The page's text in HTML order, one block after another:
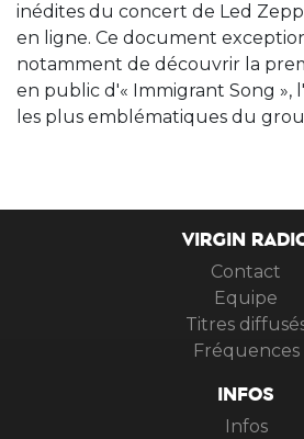
inédites du concert de Led
en ligne. Ce document
notamment de découvrir la
en public d'« Immigrant Song »,
les plus emblématiques du
VIRGIN
Contact
Equipe
Titres
Fréquences
INFOS
Infos